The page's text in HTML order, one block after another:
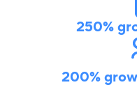
250%
200%